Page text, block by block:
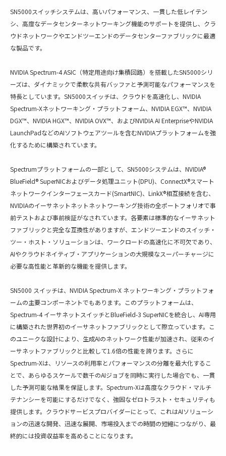
SN5000スイッチシステムは、高いパフォーマンス、一貫した低レイテン
シ、高度なデータセンターネットワーキング機能のサポートを提供し、クラ
ウドネットワークやエンドツーエンドのデータセンターファブリックに最適
な製品です。
NVIDIA Spectrum-4 ASIC（特定用途向け集積回路）を搭載したSN5000シリ
ーズは、ダイナミックで柔軟な共有バッファと予測可能なパフォーマンスを
特長としています。SN5000スイッチは、クラウドを高速化し、NVIDIA
Spectrum-Xネットワーキング・プラットフォーム、NVIDIA EGX™、NVIDIA
DGX™、NVIDIA HGX™、NVIDIA OVX™、およびNVIDIA AI EnterpriseやNVIDIA
LaunchPadなどのAIソフトウェアツールを含むNVIDIAプラットフォームを強
化するために構築されています。
Spectrumプラットフォームの一部として、SN5000システムは、NVIDIA®
BlueField® SuperNICおよびデータ処理ユニット(DPU)、ConnectX®スマート
ネットワークインターフェースカード(SmartNIC)、LinkX®相互接続を含む、
NVIDIAのイーサネットネットネットワーキング技術の全ポートフォリオで事
前テストおよび事前検証がなされています。各要素は標準的なイーサネット
ファブリックと完全な互換性がありますが、エンドツーエンドのスイッチ・
ツー・ホスト・ソリューションは、ワークロードの高速化に不可欠であり、
AIやクラウドネイティブ・アプリケーションの大規模なスーパーチャージに
必要な高性能と革新的な機能を提供します。
SN5000 スイッチは、NVIDIA Spectrum-X ネットワーキング・プラットフォ
ームの主要コンポーネントでもあります。このプラットフォームは、
Spectrum-4 イーサネットスイッチとBlueField-3 SuperNICを統合し、AI専用
に構築された世界初のイーサネットファブリックとして際立っています。こ
のユニークな設計により、生成AIのネットワーク性能が加速され、従来のイ
ーサネットファブリックと比較して1.6倍の性能を誇ります。さらに
Spectrum-Xは、リソースの利用率とパフォーマンスの分離を最大化するこ
とで、あらゆるスケールで数千のAIジョブを同時に実行した場合でも、一貫
した予測可能な結果を保証します。Spectrum-Xは高度なクラウド・マルチ
テナンシーを可能にするだけでなく、強固なゼロトラスト・セキュリティも
提供します。クラウドサービスプロバイダーにとって、これはAIソリューシ
ョンの迅速な開発、迅速な展開、市場投入までの時間の短縮につながり、最
終的には投資収益率を高めることになります。